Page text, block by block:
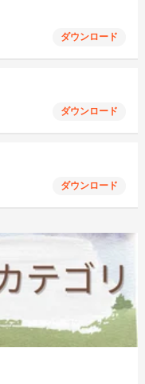
ダウンロード
ダウンロード
ダウンロード